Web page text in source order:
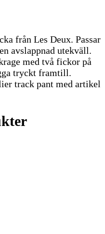
från Les Deux. Passar
avslappnad utekväll.
med två fickor på
tryckt framtill.
track pant med artikel